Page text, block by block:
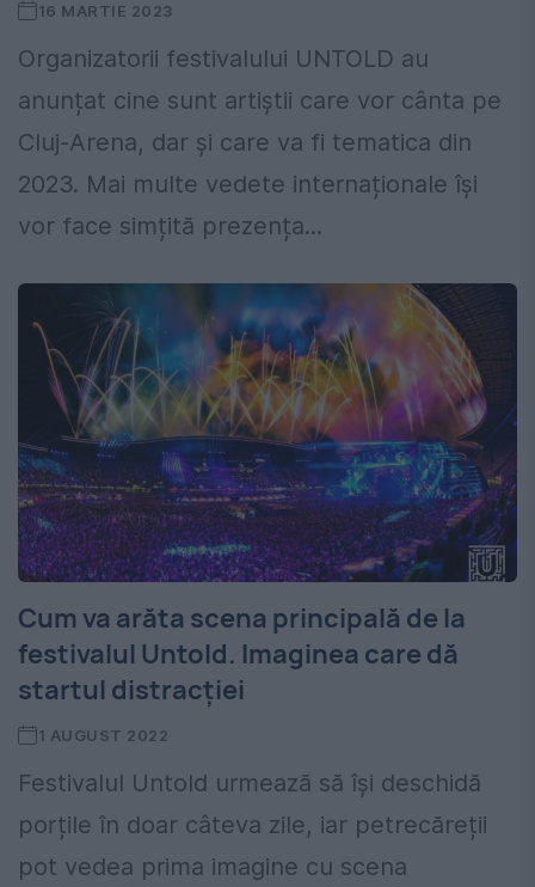
16 MARTIE 2023
Organizatorii festivalului UNTOLD au
anunțat cine sunt artiștii care vor cânta pe
Cluj-Arena, dar și care va fi tematica din
2023. Mai multe vedete internaționale își
vor face simțită prezența...
Cum va arăta scena principală de la
festivalul Untold. Imaginea care dă
startul distracției
1 AUGUST 2022
Festivalul Untold urmează să își deschidă
porțile în doar câteva zile, iar petrecăreții
pot vedea prima imagine cu scena